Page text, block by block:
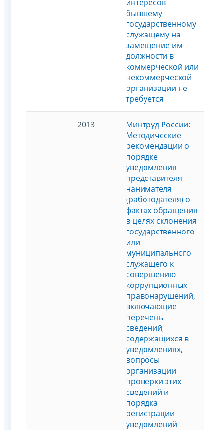
интересов
бывшему
государственному
служащему на
замещение им
должности в
коммерческой или
некоммерческой
организации не
требуется
2013
Минтруд России:
Методические
рекомендации о
порядке
уведомления
представителя
нанимателя
(работодателя) о
фактах обращения
в целях склонения
государственного
или
муниципального
служащего к
совершению
коррупционных
правонарушений,
включающие
перечень
сведений,
содержащихся в
уведомлениях,
вопросы
организации
проверки этих
сведений и
порядка
регистрации
уведомлений